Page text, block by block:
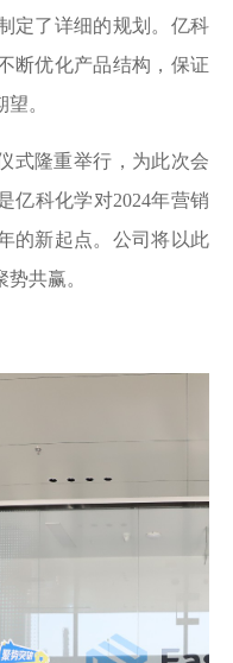
定了详细的规划。亿科
断优化产品结构，保证
。
式隆重举行，为此次会
亿科化学对2024年营销
的新起点。公司将以此
共赢。